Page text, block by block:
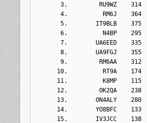
3.         RU9WZ    314
4.          RM6J    364
5.        IT9BLB    375
6.          N4BP    295
7.        UA6EED    335
8.        UA9FGJ    355
9.         RM6AA    312
10.          RT9A    174
11.          K8MP    115
12.         OK2QA    238
13.        ON4ALY    280
14.        YO8BFC    133
15.        IV3JCC    138